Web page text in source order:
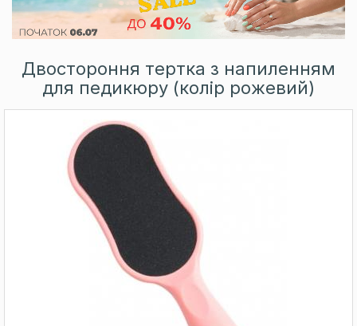
Двостороння тертка з напиленням
для педикюру (колір рожевий)